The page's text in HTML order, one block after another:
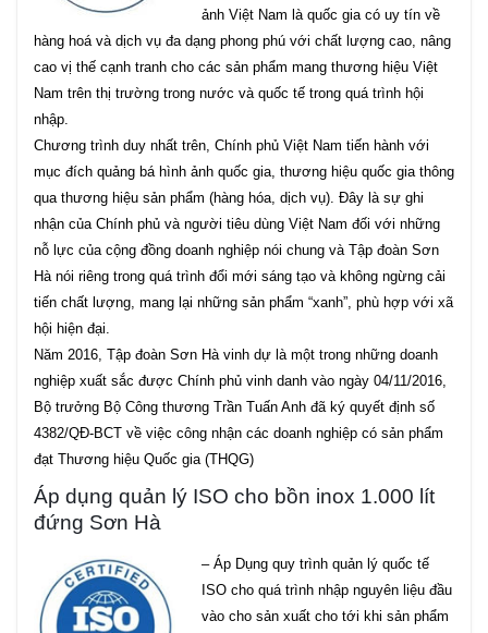
ảnh Việt Nam là quốc gia có uy tín về
hàng hoá và dịch vụ đa dạng phong phú với chất lượng cao, nâng
cao vị thế cạnh tranh cho các sản phẩm mang thương hiệu Việt
Nam trên thị trường trong nước và quốc tế trong quá trình hội
nhập.
Chương trình duy nhất trên, Chính phủ Việt Nam tiến hành với
mục đích quảng bá hình ảnh quốc gia, thương hiệu quốc gia thông
qua thương hiệu sản phẩm (hàng hóa, dịch vụ). Đây là sự ghi
nhận của Chính phủ và người tiêu dùng Việt Nam đối với những
nỗ lực của cộng đồng doanh nghiệp nói chung và Tập đoàn Sơn
Hà nói riêng trong quá trình đổi mới sáng tạo và không ngừng cải
tiến chất lượng, mang lại những sản phẩm “xanh”, phù hợp với xã
hội hiện đại.
Năm 2016, Tập đoàn Sơn Hà vinh dự là một trong những doanh
nghiệp xuất sắc được Chính phủ vinh danh vào ngày 04/11/2016,
Bộ trưởng Bộ Công thương Trần Tuấn Anh đã ký quyết định số
4382/QĐ-BCT về việc công nhận các doanh nghiệp có sản phẩm
đạt Thương hiệu Quốc gia (THQG)
Áp dụng quản lý ISO cho bồn inox 1.000 lít
đứng Sơn Hà
– Áp Dụng quy trình quản lý quốc tế
ISO cho quá trình nhập nguyên liệu đầu
vào cho sản xuất cho tới khi sản phẩm